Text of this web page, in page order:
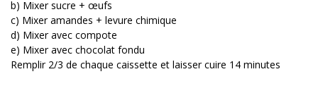
b) Mixer sucre + œufs
c) Mixer amandes + levure chimique
d) Mixer avec compote
e) Mixer avec chocolat fondu
Remplir 2/3 de chaque caissette et laisser cuire 14 minutes